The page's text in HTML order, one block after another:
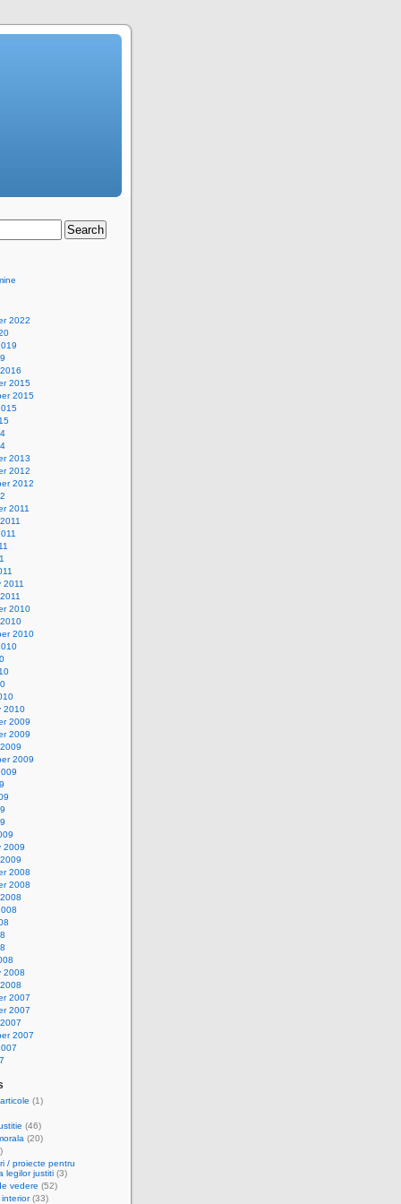
2022
2015
2015
2013
2012
2012
2011
2011
2010
2010
2010
2009
2009
2009
2009
2008
2008
2008
2007
2007
2007
(1)
(46)
(20)
/ proiecte pentru
legilor justiti (3)
vedere (52)
interior(33)